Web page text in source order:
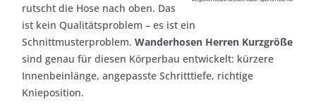
rutscht die Hose nach oben. Das
ist kein Qualitätsproblem – es ist ein
Schnittmusterproblem. Wanderhosen Herren Kurzgröße
sind genau für diesen Körperbau entwickelt: kürzere
Innenbeinlänge, angepasste Schritttiefe, richtige
Knieposition.